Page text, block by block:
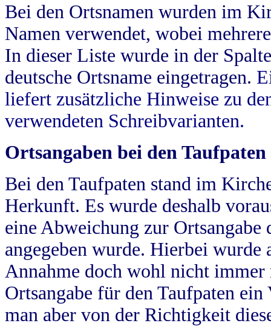
Bei den Ortsnamen wurden im
Namen verwendet, wobei
In dieser Liste wurde in der
deutsche Ortsname eingetragen.
liefert zusätzliche Hinweise zu
verwendeten Schreibvarianten.
Ortsangaben bei den Taufpaten
Bei den Taufpaten stand im
Herkunft. Es wurde deshalb
eine Abweichung zur
angegeben wurde. Hierbei wurde
Annahme doch wohl nicht
Ortsangabe für den Taufpaten
man aber von der Richtigkeit